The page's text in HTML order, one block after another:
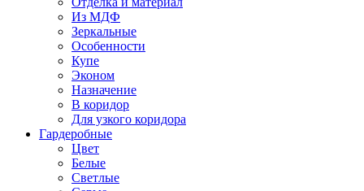
Из МДФ
Зеркальные
Особенности
Купе
Эконом
Назначение
В коридор
Для узкого коридора
Гардеробные
Цвет
Белые
Светлые